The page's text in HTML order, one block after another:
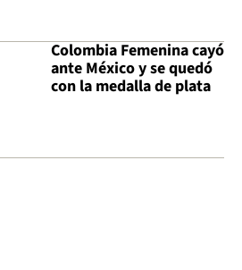
Colombia Femenina cayó
ante México y se quedó
con la medalla de plata